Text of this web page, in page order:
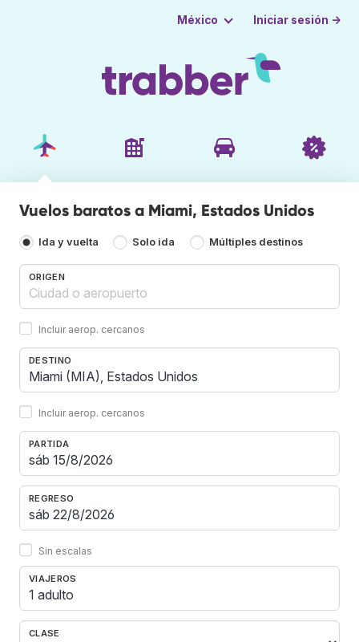
México Iniciar sesión →
Vuelos baratos a Miami, Estados Unidos
Ida y vuelta Solo ida Múltiples destinos
ORIGEN
Incluir aerop. cercanos
DESTINO
Incluir aerop. cercanos
PARTIDA
REGRESO
Sin escalas
VIAJEROS
1 adulto
CLASE